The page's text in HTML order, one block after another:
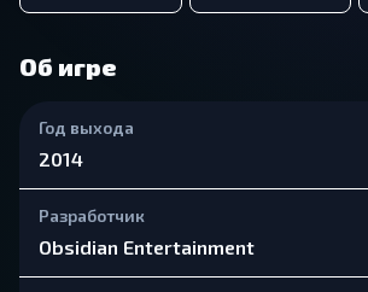
Об игре
Год выхода
2014
Разработчик
Obsidian Entertainment